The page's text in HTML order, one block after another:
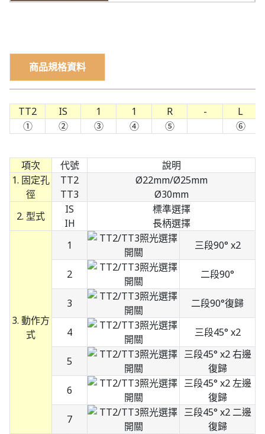
商品規格資料
TT2 IS 1 1 R -
L
①
② ③ ④ ⑤ ⑥
項次 代號
說明
1. 固定孔
徑
TT2
TT3
Ø22mm/Ø25mm
Ø30mm
2. 型式
IS
IH
標準選擇
長柄選擇
3. 動作方
式
1 三段90° x2
2 二段90°
3 二段90°復歸
4 三段45° x2
5
三段45° x2 右邊
復歸
6
三段45° x2 左邊
復歸
7
三段45° x2 二邊
復歸